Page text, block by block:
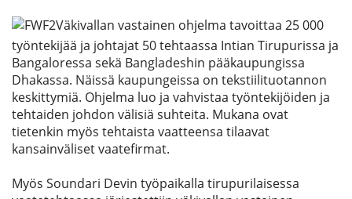
Väkivallan vastainen ohjelma tavoittaa 25 000
työntekijää ja johtajat 50 tehtaassa Intian Tirupurissa ja
Bangaloressa sekä Bangladeshin pääkaupungissa
Dhakassa. Näissä kaupungeissa on tekstiilituotannon
keskittymiä. Ohjelma luo ja vahvistaa työntekijöiden ja
tehtaiden johdon välisiä suhteita. Mukana ovat
tietenkin myös tehtaista vaatteensa tilaavat
kansainväliset vaatefirmat.
Myös Soundari Devin työpaikalla tirupurilaisessa